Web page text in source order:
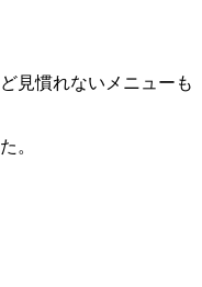
見慣れないメニューも
。